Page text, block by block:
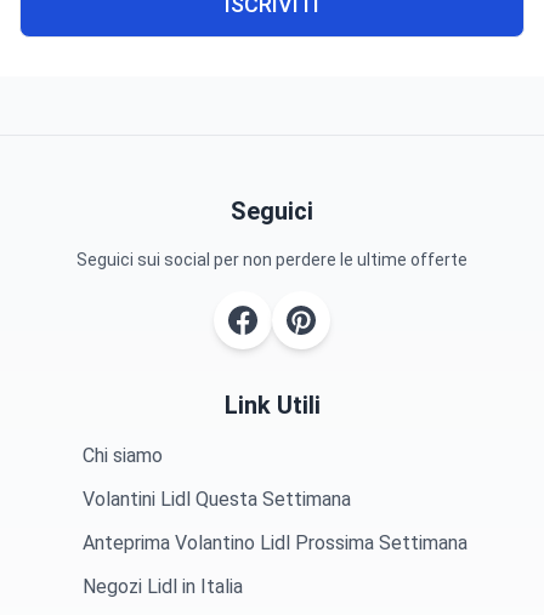
Seguici
Seguici sui social per non perdere le ultime offerte
Link Utili
Chi siamo
Volantini Lidl Questa Settimana
Anteprima Volantino Lidl Prossima Settimana
Negozi Lidl in Italia